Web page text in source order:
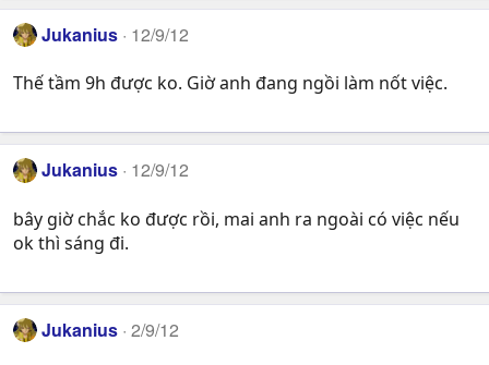
Jukanius 12/9/12
Thế tầm 9h được ko. Giờ anh đang ngồi làm nốt việc.
Jukanius 12/9/12
bây giờ chắc ko được rồi, mai anh ra ngoài có việc nếu
ok thì sáng đi.
Jukanius 2/9/12